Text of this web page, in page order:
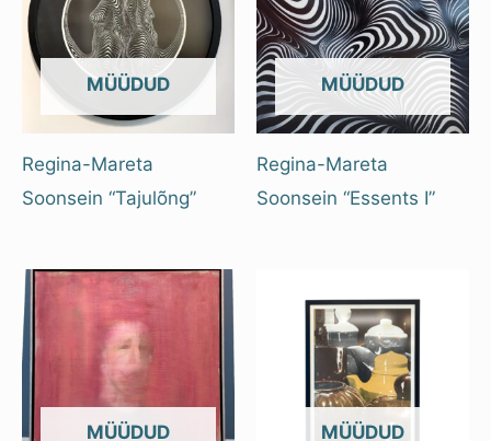
OUT OF STOCK
Regina-Mareta
Soonsein “Tajulõng”
OUT OF STOCK
Regina-Mareta
Soonsein “Essents I”
OUT OF STOCK OUT OF STOCK